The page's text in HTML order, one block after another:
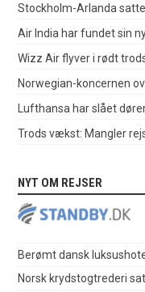
Stockholm-Arlanda
Air India har fundet sin
Wizz Air flyver i rødt
Norwegian-koncernen
Lufthansa har slået
Trods vækst: Mangler
NYT OM REJSER
Berømt dansk
Norsk krydstogtrederi